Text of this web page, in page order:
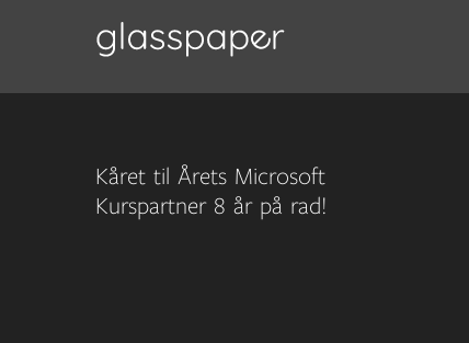
Kåret til Årets Microsoft
Kurspartner 8 år på rad!